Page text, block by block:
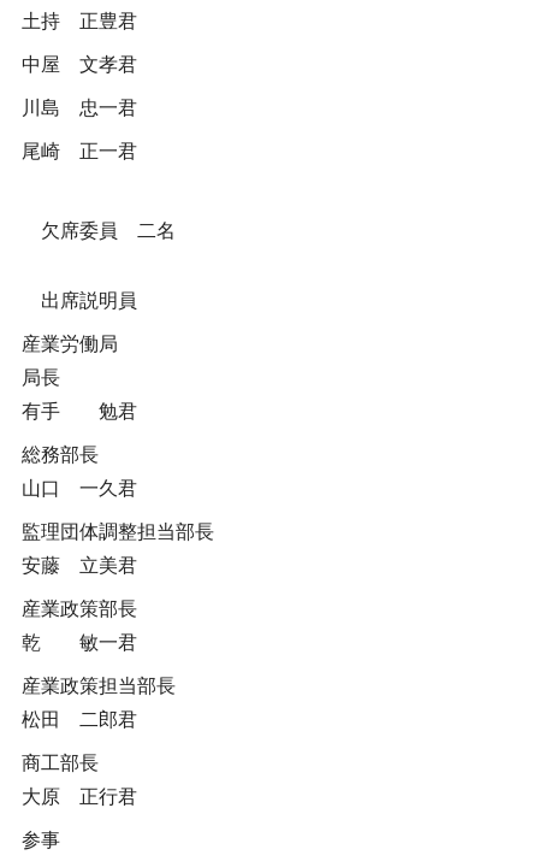
土持 正豊君
中屋 文孝君
川島 忠一君
尾崎 正一君
欠席委員 二名
出席説明員
産業労働局
局長
有手 勉君
総務部長
山口 一久君
監理団体調整担当部長
安藤 立美君
産業政策部長
乾 敏一君
産業政策担当部長
松田 二郎君
商工部長
大原 正行君
参事